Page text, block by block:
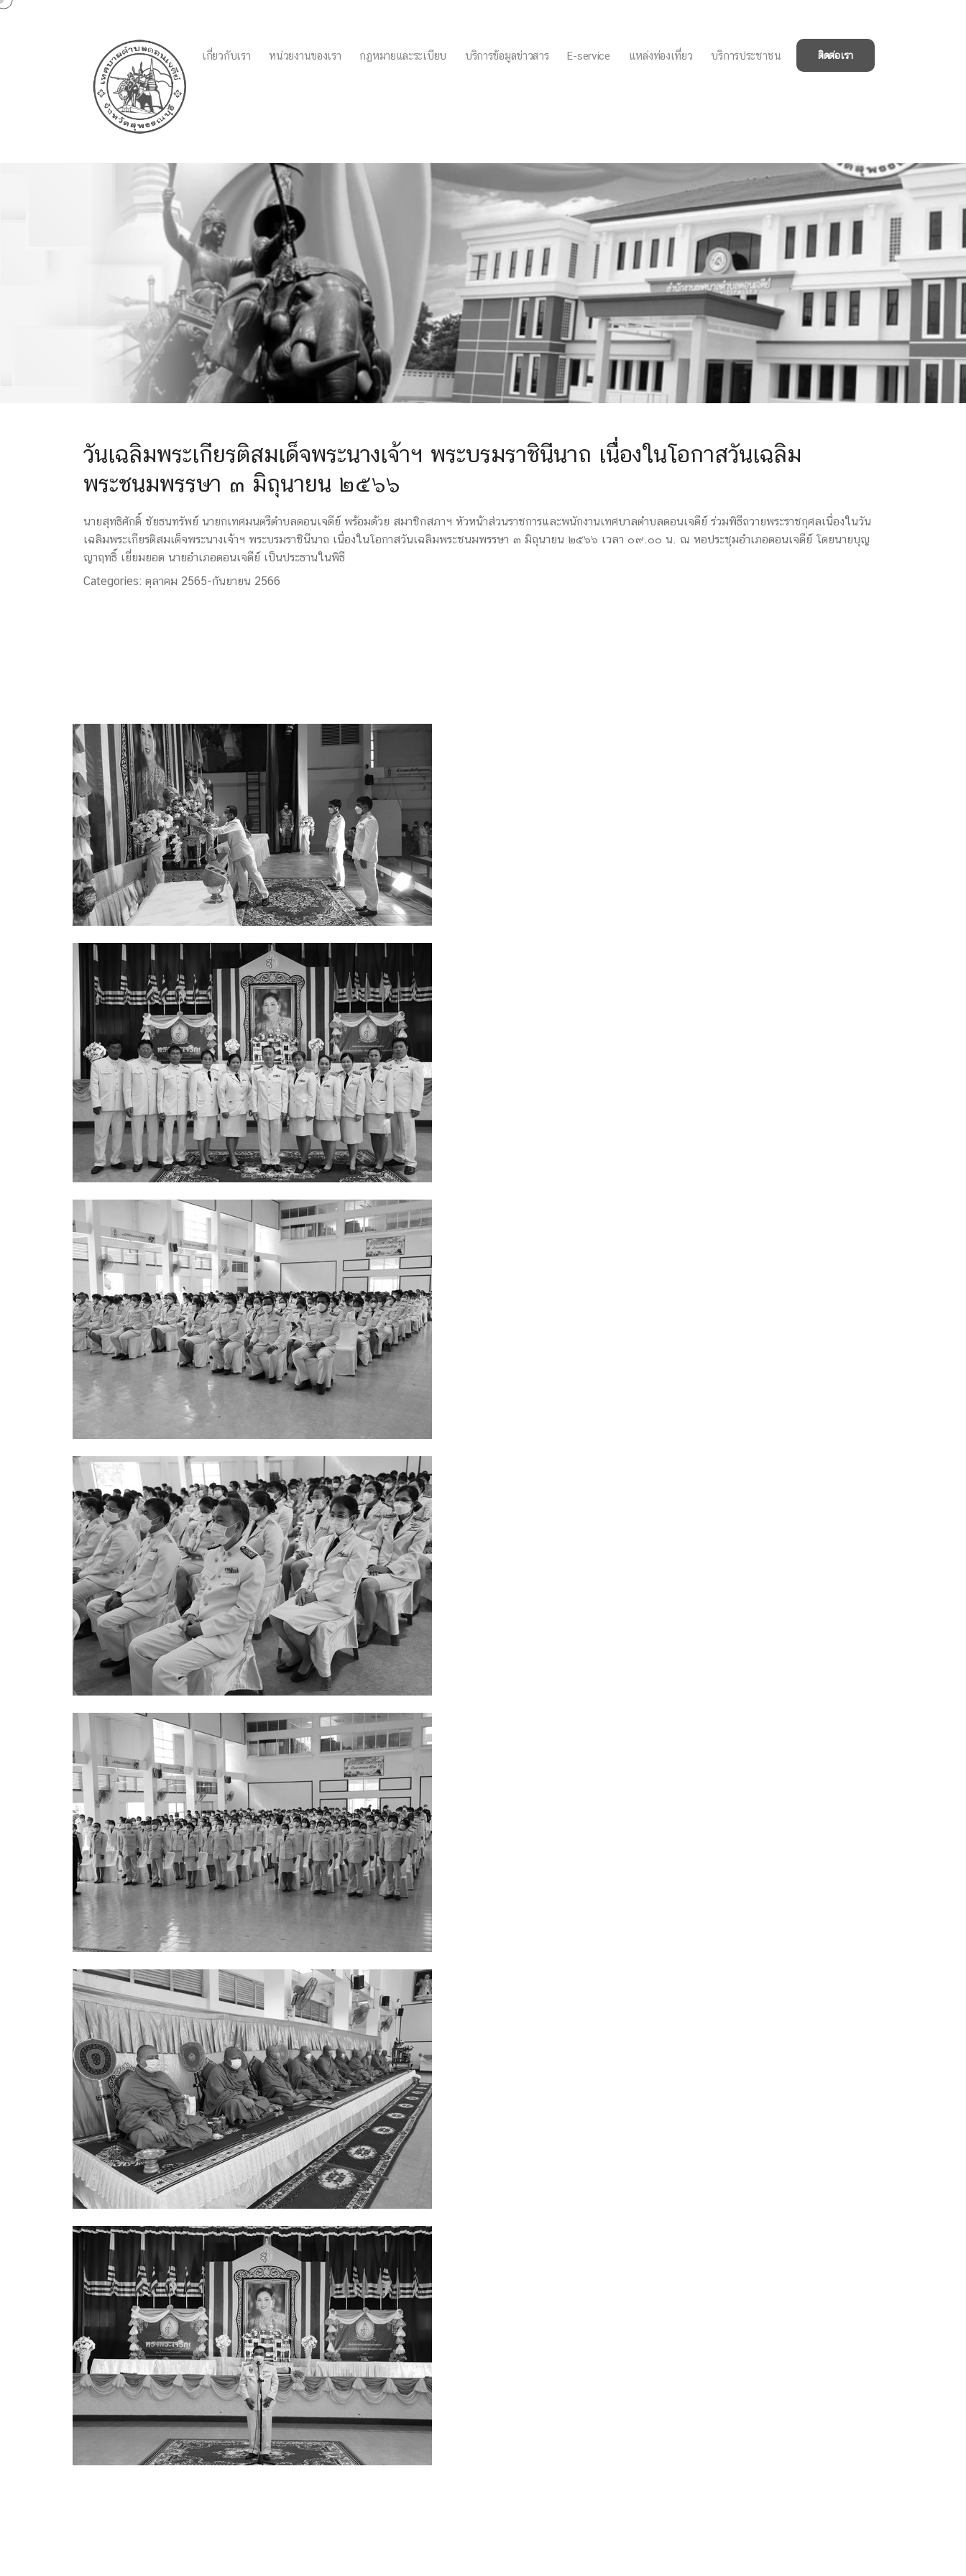
เกี่ยวกับเรา หน่วยงานของเรา กฏหมายและระเบียบ บริการข้อมูลข่าวสาร E-service แหล่งท่องเที่ยว บริการประชาชน ติดต่อเรา
วันเฉลิมพระเกียรติสมเด็จพระนางเจ้าฯ พระบรมราชินีนาถ เนื่องในโอกาสวัน
เฉลิมพระชนมพรรษา ๓ มิถุนายน ๒๕๖๖
วันเฉลิมพระเกียรติสมเด็จพระนางเจ้าฯ พระบรมราชินีนาถ เนื่องในโอกาสวันเฉลิม
พระชนมพรรษา ๓ มิถุนายน ๒๕๖๖
นายสุทธิศักดิ์ ชัยธนทรัพย์ นายกเทศมนตรีตำบลดอนเจดีย์ พร้อมด้วย สมาชิกสภาฯ หัวหน้าส่วนราชการและพนักงานเทศบาลตำบลดอนเจดีย์ ร่วมพิธีถวายพระราชกุศลเนื่องในวัน
เฉลิมพระเกียรติสมเด็จพระนางเจ้าฯ พระบรมราชินีนาถ เนื่องในโอกาสวันเฉลิมพระชนมพรรษา ๓ มิถุนายน ๒๕๖๖ เวลา ๐๙.๐๐ น. ณ หอประชุมอำเภอดอนเจดีย์ โดยนายบุญ
ญาฤทธิ์ เยี่ยมยอด นายอำเภอดอนเจดีย์ เป็นประธานในพิธี
Categories: ตุลาคม 2565-กันยายน 2566